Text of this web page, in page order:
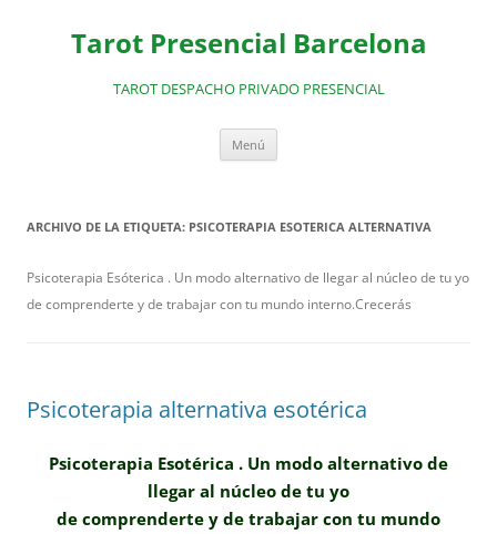
contenidoTarot Presencial Barcelona
TAROT DESPACHO PRIVADO PRESENCIAL
Menú
ARCHIVO DE LA ETIQUETA: PSICOTERAPIA ESOTERICA ALTERNATIVA
Psicoterapia Esóterica . Un modo alternativo de llegar al núcleo de tu yo
de comprenderte y de trabajar con tu mundo interno.Crecerás
Psicoterapia alternativa esotérica
Psicoterapia Esotérica . Un modo alternativo de
llegar al núcleo de tu yo
de comprenderte y de trabajar con tu mundo